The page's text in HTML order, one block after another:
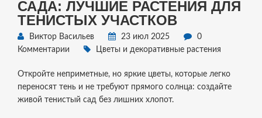
САДА: ЛУЧШИЕ РАСТЕНИЯ ДЛЯ
ТЕНИСТЫХ УЧАСТКОВ
Виктор Васильев 23 июл 2025
0
Комментарии
Цветы и декоративные растения
Откройте неприметные, но яркие цветы, которые легко
переносят тень и не требуют прямого солнца: создайте
живой тенистый сад без лишних хлопот.